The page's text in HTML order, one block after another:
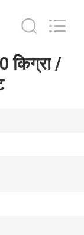
किग्रा /